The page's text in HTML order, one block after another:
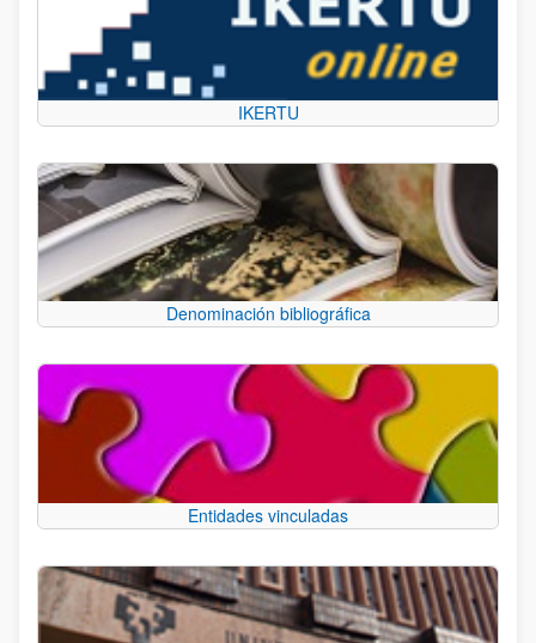
IKERTU
Denominación bibliográfica
Entidades vinculadas